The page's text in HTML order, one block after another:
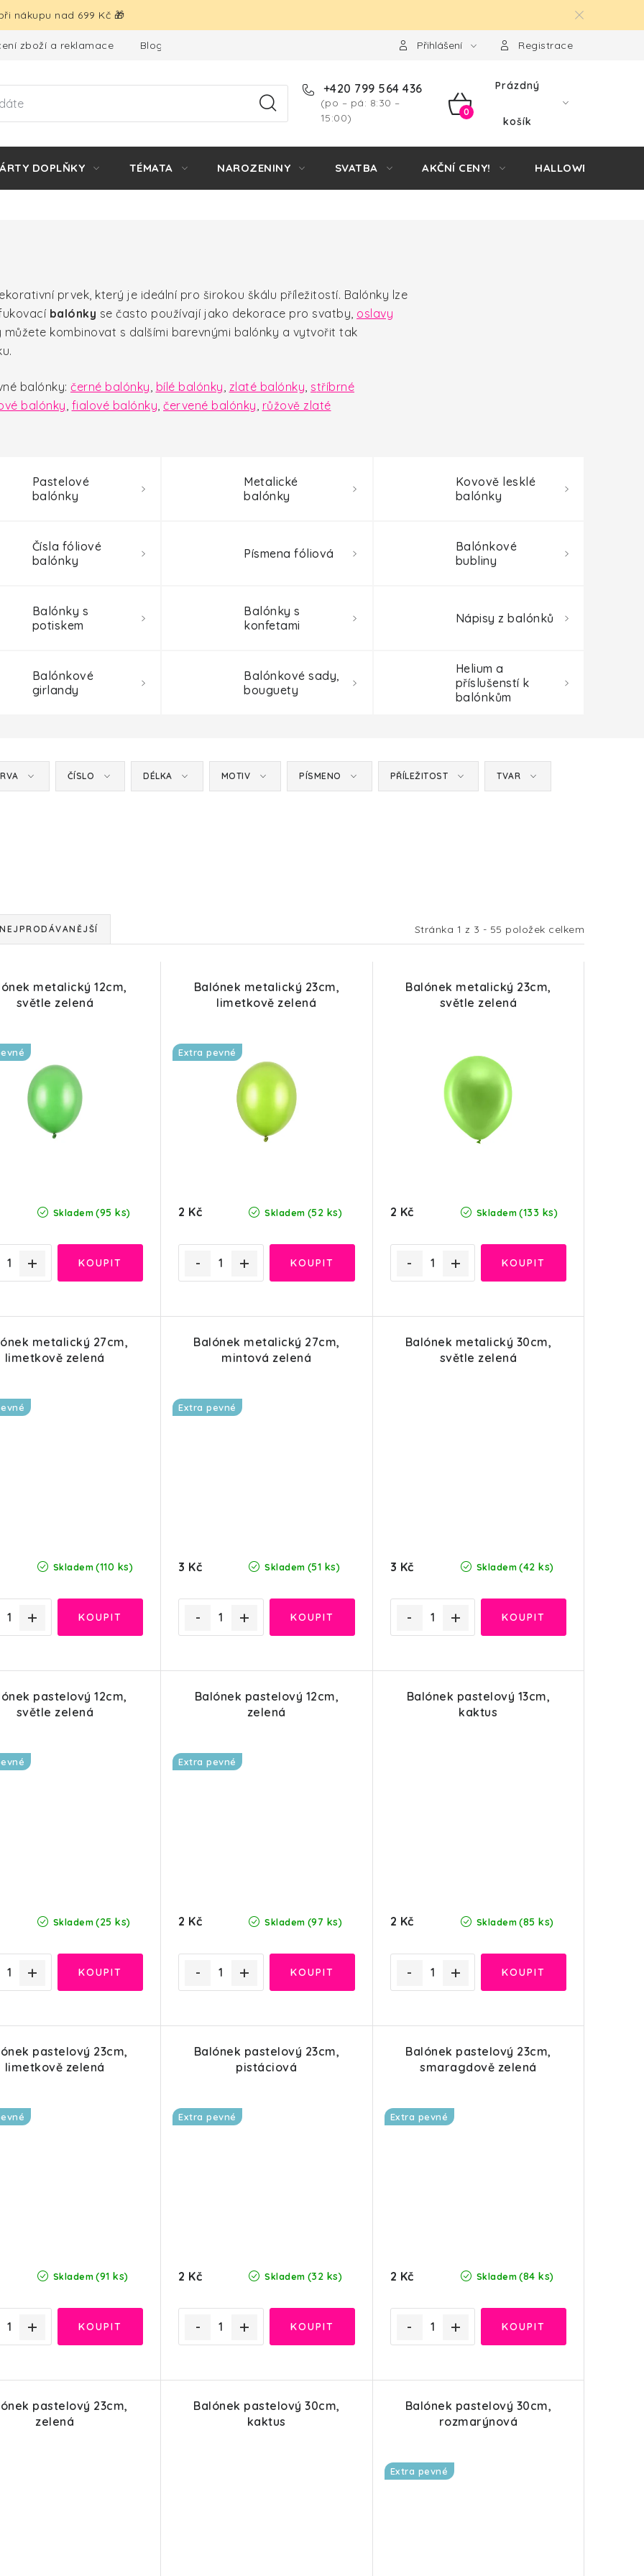
nákupu nad 699 Kč 🎁
zboží a reklamace Blog Přihlášení Registrace
+420 799 564 436
(po – pá: 8:30 –
15:00)
NÁKUPNÍ
Prázdný
košík
DOPLŇKY TÉMATA NAROZENINY SVATBA AKČNÍ CENY! HALLOWEEN
prvek, který je ideální pro širokou škálu příležitostí. Balónky lze
balónky se často používají jako dekorace pro svatby, oslavy
můžete kombinovat s dalšími barevnými balónky a vytvořit tak
balónky: černé balónky, bílé balónky, zlaté balónky, stříbrné
balónky, fialové balónky, červené balónky, růžově zlaté
Pastelové
balónky
Metalické
balónky
Kovově lesklé
balónky
Čísla fóliové
balónky
Písmena fóliová
Balónkové
bubliny
Balónky s
potiskem
Balónky s
konfetami
Nápisy z balónků
Balónkové
girlandy
Balónkové sady,
bouguety
Helium a
příslušenstí k
balónkům
ČÍSLO DÉLKA MOTIV PÍSMENO PŘÍLEŽITOST TVAR
Stránka 1 z 3 - 55 položek celkem
NEJPRODÁVANĚJŠÍ
metalický 12cm,
světle zelená
Skladem (95 ks)
Balónek metalický 23cm,
limetkově zelená
Extra pevné
Skladem (52 ks)
2 Kč
Balónek metalický 23cm,
světle zelená
Skladem (133 ks)
2 Kč
metalický 27cm,
limetkově zelená
Skladem (110 ks)
Balónek metalický 27cm,
mintová zelená
Extra pevné
Skladem (51 ks)
3 Kč
Balónek metalický 30cm,
světle zelená
Skladem (42 ks)
3 Kč
pastelový 12cm,
světle zelená
Skladem (25 ks)
Balónek pastelový 12cm,
zelená
Extra pevné
Skladem (97 ks)
2 Kč
Balónek pastelový 13cm,
kaktus
Skladem (85 ks)
2 Kč
pastelový 23cm,
limetkově zelená
Skladem (91 ks)
Balónek pastelový 23cm,
pistáciová
Extra pevné
Skladem (32 ks)
2 Kč
Balónek pastelový 23cm,
smaragdově zelená
Extra pevné
Skladem (84 ks)
2 Kč
pastelový 23cm,
zelená
Balónek pastelový 30cm,
kaktus
Balónek pastelový 30cm,
rozmarýnová
Extra pevné